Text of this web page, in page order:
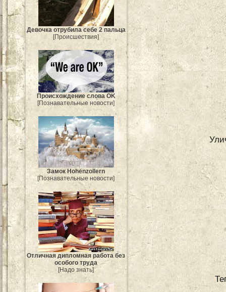
Девочка отрубила себе 2 пальца
[Происшествия]
Происхождение слова OK
[Познавательные новости]
Замок Hohenzollern
[Познавательные новости]
Отличная дипломная работа без
особого труда
[Надо знать]